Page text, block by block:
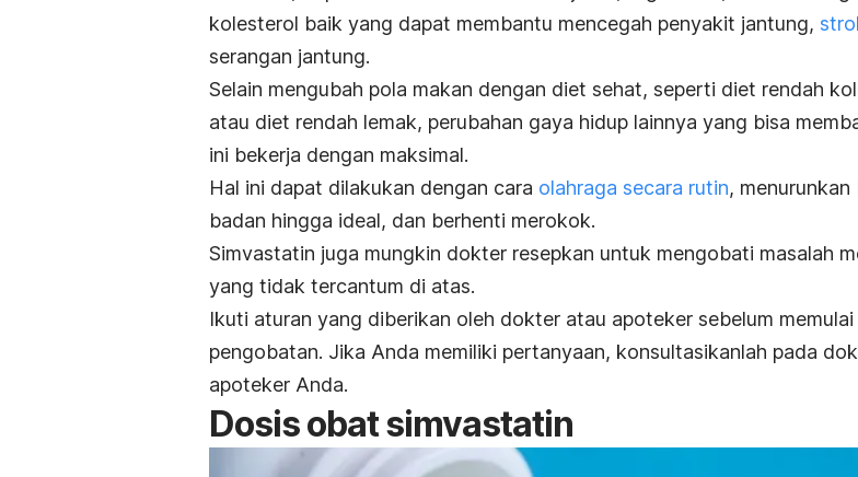
kolesterol baik yang dapat membantu mencegah penyakit jantung,
serangan jantung.
Selain mengubah pola makan dengan diet sehat, seperti diet rendah
atau diet rendah lemak, perubahan gaya hidup lainnya yang bisa
ini bekerja dengan maksimal.
Hal ini dapat dilakukan dengan cara olahraga secara rutin, menurunkan
badan hingga ideal, dan berhenti merokok.
Simvastatin juga mungkin dokter resepkan untuk mengobati masalah
yang tidak tercantum di atas.
Ikuti aturan yang diberikan oleh dokter atau apoteker sebelum memulai
pengobatan. Jika Anda memiliki pertanyaan, konsultasikanlah pada
apoteker Anda.
Dosis obat simvastatin